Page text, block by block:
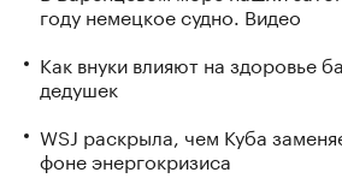
году немецкое судно. Видео
Как внуки влияют на здоровье
дедушек
WSJ раскрыла, чем Куба
фоне энергокризиса